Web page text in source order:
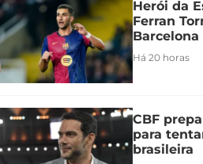
Herói da
Ferran
Barcelona
Há 20 horas
CBF
para
brasileira